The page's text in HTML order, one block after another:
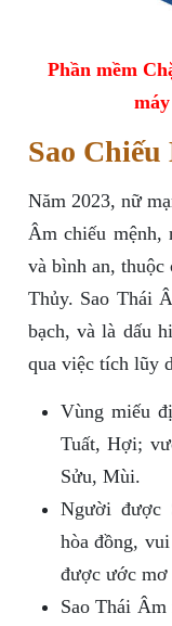
Phần mềm
Sao
Năm 2023, nữ
Âm chiếu mệnh,
và bình an,
Thủy. Sao Thái
bạch, và là dấu
qua việc tích lũy
Vùng miếu
Tuất, Hợi;
Sửu, Mùi.
Người được
hòa đồng,
được ước mơ
Sao Thái